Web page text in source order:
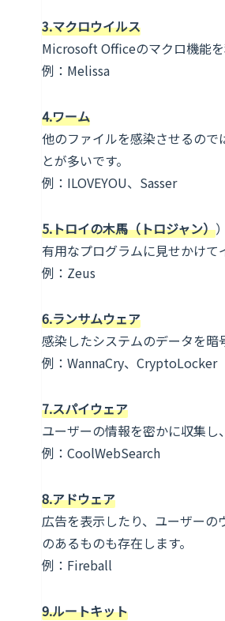
3.マクロウイルス
Microsoft Officeのマクロ機能を
例：Melissa
4.ワーム
他のファイルを感染させるの
とが多いです。
例：ILOVEYOU、Sasser
5.トロイの木馬（トロジャン））
有用なプログラムに見せかけて
例：Zeus
6.ランサムウェア
感染したシステムのデータを暗
例：WannaCry、CryptoLocker
7.スパイウェア
ユーザーの情報を密かに収集し
例：CoolWebSearch
8.アドウェア
広告を表示したり、ユーザー
のあるものも存在します。
例：Fireball
9.ルートキット